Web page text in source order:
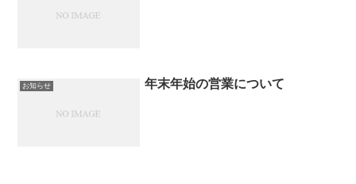
お知らせ 年末年始の営業について